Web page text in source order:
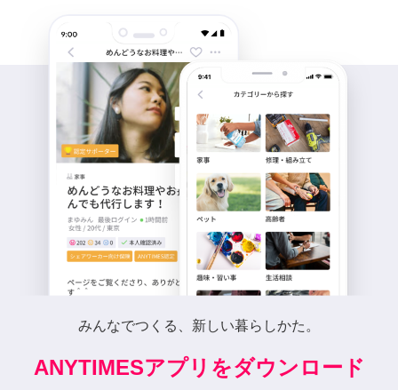
みんなでつくる、新しい暮らしかた。
ANYTIMESアプリをダウンロード